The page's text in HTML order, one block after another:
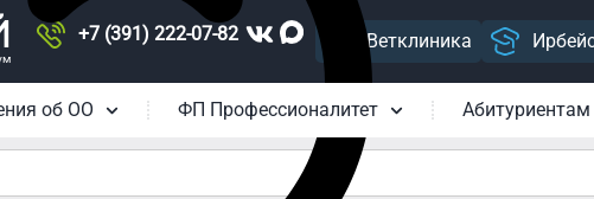
+7 (391) 222-07-82 Ветклиника
об ОО ФП Профессионалитет Абитуриентам